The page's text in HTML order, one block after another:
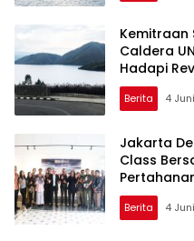
Kemitraan
Caldera
Hadapi
Berita 4
Jakarta
Class
Berita 4